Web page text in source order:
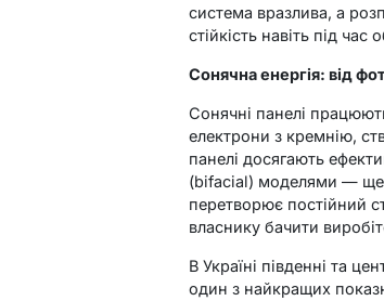
система вразлива, а
стійкість навіть під час
Сонячна енергія: від
Сонячні панелі
електрони з кремнію,
панелі досягають
(bifacial) моделями — ще
перетворює постійний
власнику бачити
В Україні південні та
один з найкращих